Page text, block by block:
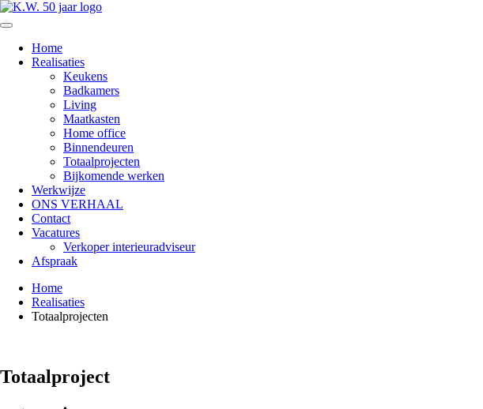
Home
Realisaties
Keukens
Badkamers
Living
Maatkasten
Home office
Binnendeuren
Totaalprojecten
Bijkomende werken
Werkwijze
ONS VERHAAL
Contact
Vacatures
Verkoper interieuradviseur
Afspraak
Home
Realisaties
Totaalprojecten
Totaalproject